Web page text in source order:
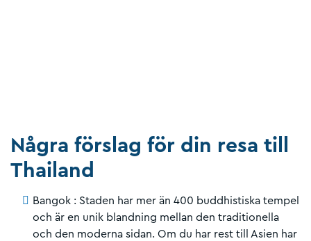
Några förslag för din resa till
Thailand
Bangok : Staden har mer än 400 buddhistiska tempel
och är en unik blandning mellan den traditionella
och den moderna sidan. Om du har rest till Asien har